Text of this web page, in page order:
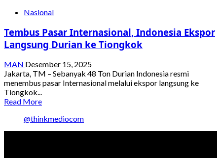
Nasional
Tembus Pasar Internasional, Indonesia Ekspor
Langsung Durian ke Tiongkok
MAN Desember 15, 2025
Jakarta, TM – Sebanyak 48 Ton Durian Indonesia resmi
menembus pasar Internasional melalui ekspor langsung ke
Tiongkok...
Read MoreRead
about
Tembus
@thinkmediocom